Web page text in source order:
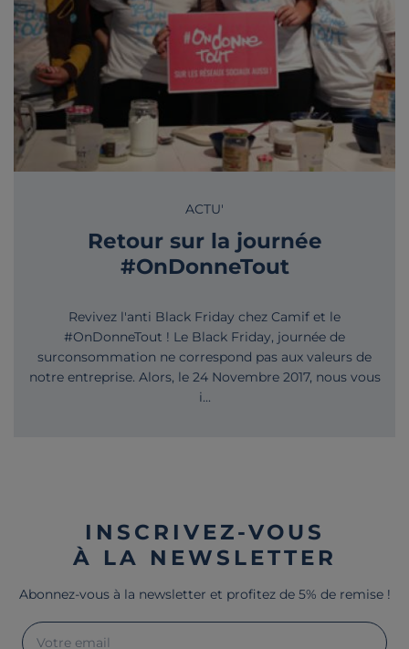
ACTU'
Retour sur la journée
#OnDonneTout
Revivez l'anti Black Friday chez Camif et le
#OnDonneTout ! Le Black Friday, journée de
surconsommation ne correspond pas aux valeurs de
notre entreprise. Alors, le 24 Novembre 2017, nous vous
i...
INSCRIVEZ-VOUS
À LA NEWSLETTER
Abonnez-vous à la newsletter et profitez de 5% de remise !
Votre email